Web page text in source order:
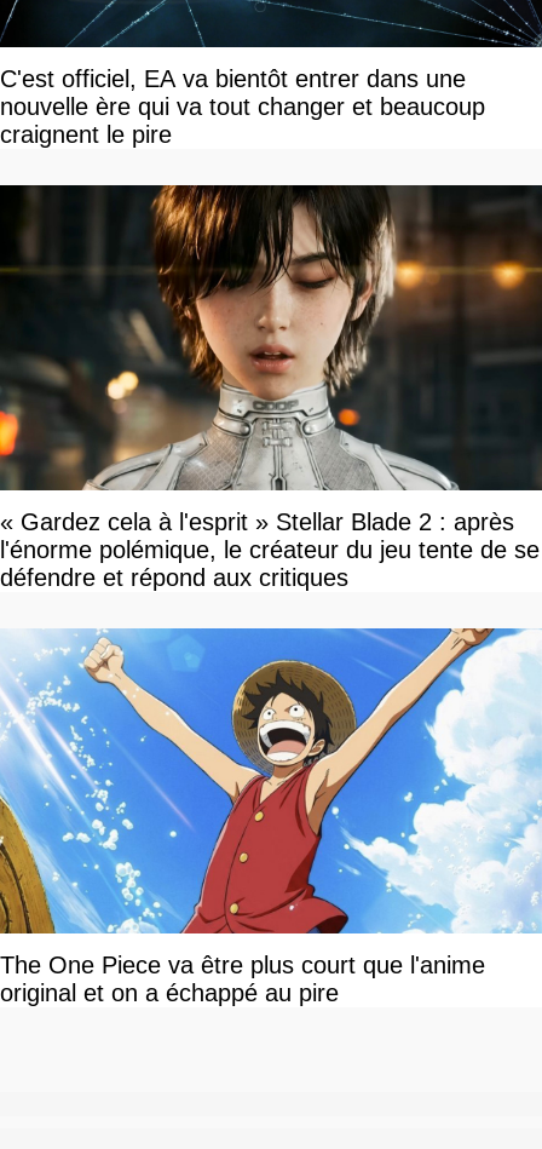
C'est officiel, EA va bientôt entrer dans une
nouvelle ère qui va tout changer et beaucoup
craignent le pire
« Gardez cela à l'esprit » Stellar Blade 2 : après
l'énorme polémique, le créateur du jeu tente de se
défendre et répond aux critiques
The One Piece va être plus court que l'anime
original et on a échappé au pire